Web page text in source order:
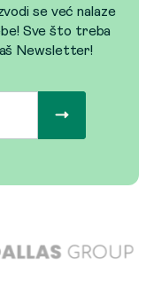
se već nalaze
Sve što treba
Newsletter!